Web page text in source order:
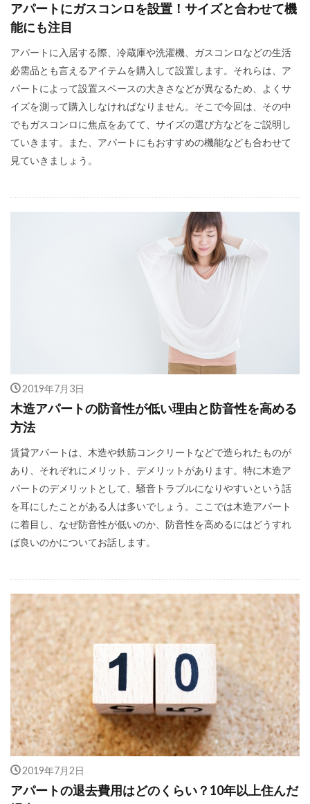
アパートにガスコンロを設置！サイズと合わせて機
能にも注目
アパートに入居する際、冷蔵庫や洗濯機、ガスコンロなどの生活
必需品とも言えるアイテムを購入して設置します。それらは、ア
パートによって設置スペースの大きさなどが異なるため、よくサ
イズを測って購入しなければなりません。そこで今回は、その中
でもガスコンロに焦点をあてて、サイズの選び方などをご説明し
ていきます。また、アパートにもおすすめの機能なども合わせて
見ていきましょう。
2019年7月3日
木造アパートの防音性が低い理由と防音性を高める
方法
賃貸アパートは、木造や鉄筋コンクリートなどで造られたものが
あり、それぞれにメリット、デメリットがあります。特に木造ア
パートのデメリットとして、騒音トラブルになりやすいという話
を耳にしたことがある人は多いでしょう。ここでは木造アパート
に着目し、なぜ防音性が低いのか、防音性を高めるにはどうすれ
ば良いのかについてお話します。
2019年7月2日
アパートの退去費用はどのくらい？10年以上住んだ